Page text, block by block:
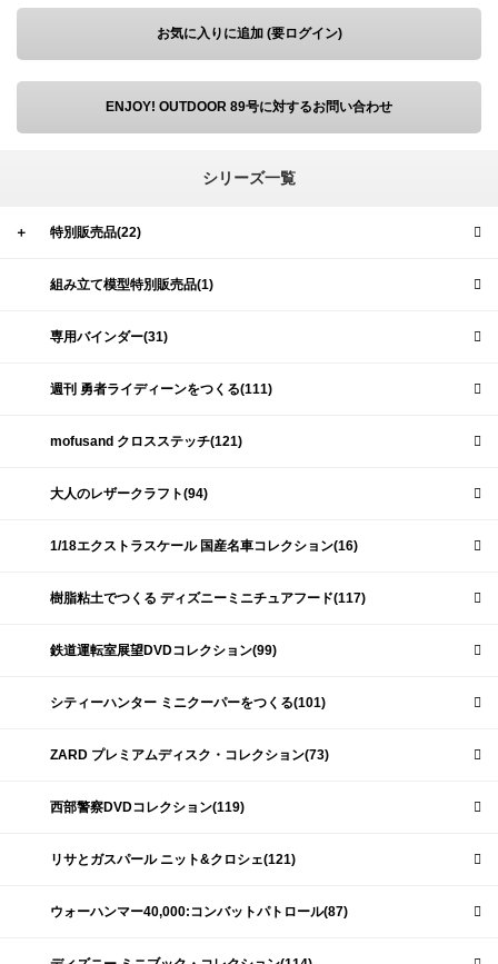
お気に入りに追加 (要ログイン)
ENJOY! OUTDOOR 89号に対するお問い合わせ
シリーズ一覧
＋ 特別販売品(22)
組み立て模型特別販売品(1)
専用バインダー(31)
週刊 勇者ライディーンをつくる(111)
mofusand クロスステッチ(121)
大人のレザークラフト(94)
1/18エクストラスケール 国産名車コレクション(16)
樹脂粘土でつくる ディズニーミニチュアフード(117)
鉄道運転室展望DVDコレクション(99)
シティーハンター ミニクーパーをつくる(101)
ZARD プレミアムディスク・コレクション(73)
西部警察DVDコレクション(119)
リサとガスパール ニット&クロシェ(121)
ウォーハンマー40,000:コンバットパトロール(87)